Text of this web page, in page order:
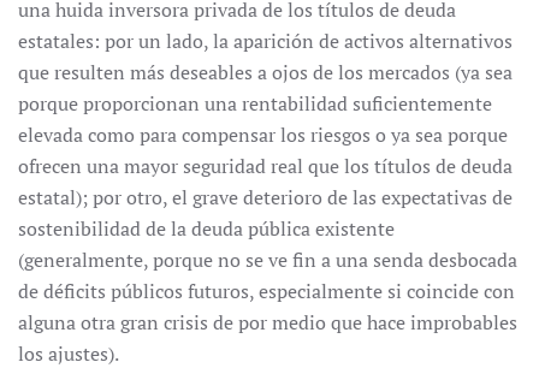
una huida inversora privada de los títulos de deuda
estatales: por un lado, la aparición de activos alternativos
que resulten más deseables a ojos de los mercados (ya sea
porque proporcionan una rentabilidad suficientemente
elevada como para compensar los riesgos o ya sea porque
ofrecen una mayor seguridad real que los títulos de deuda
estatal); por otro, el grave deterioro de las expectativas de
sostenibilidad de la deuda pública existente
(generalmente, porque no se ve fin a una senda desbocada
de déficits públicos futuros, especialmente si coincide con
alguna otra gran crisis de por medio que hace improbables
los ajustes).